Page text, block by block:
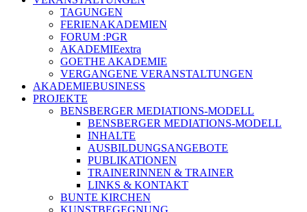
TAGUNGEN
FERIENAKADEMIEN
FORUM :PGR
AKADEMIEextra
GOETHE AKADEMIE
VERGANGENE VERANSTALTUNGEN
AKADEMIEBUSINESS
PROJEKTE
BENSBERGER MEDIATIONS-MODELL
BENSBERGER MEDIATIONS-MODELL
INHALTE
AUSBILDUNGSANGEBOTE
PUBLIKATIONEN
TRAINERINNEN & TRAINER
LINKS & KONTAKT
BUNTE KIRCHEN
KUNSTBEGEGNUNG